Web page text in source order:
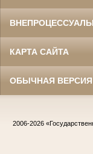
КАРТА САЙТА
ОБЫЧНАЯ ВЕРСИЯ
2006-2026